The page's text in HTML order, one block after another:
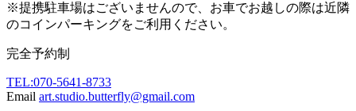
※提携駐車場はございませんので、お車でお越しの際は近隣
のコインパーキングをご利用ください。
完全予約制
TEL:070-5641-8733
Email art.studio.butterfly@gmail.com